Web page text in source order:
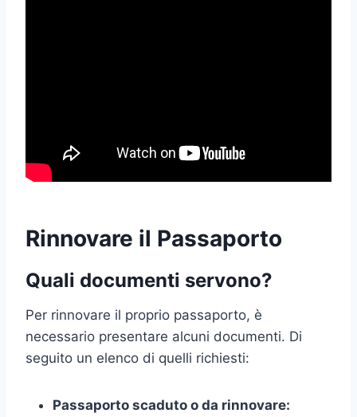
Rinnovare il Passaporto
Quali documenti servono?
Per rinnovare il proprio passaporto, è
necessario presentare alcuni documenti. Di
seguito un elenco di quelli richiesti:
Passaporto scaduto o da rinnovare: